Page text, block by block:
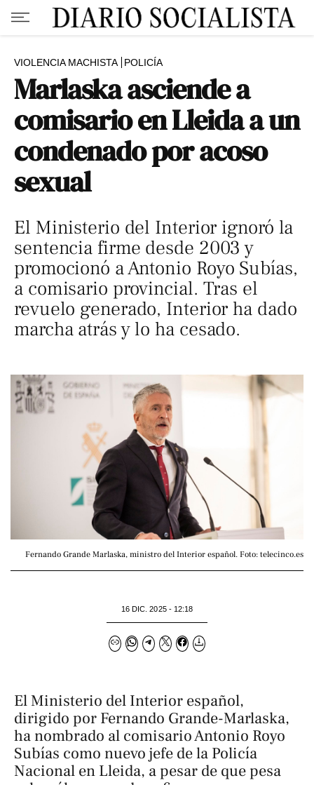
VIOLENCIA MACHISTA POLICÍA
Marlaska asciende a
comisario en Lleida a un
condenado por acoso
sexual
El Ministerio del Interior ignoró la
sentencia firme desde 2003 y
promocionó a Antonio Royo Subías,
a comisario provincial. Tras el
revuelo generado, Interior ha dado
marcha atrás y lo ha cesado.
Fernando Grande Marlaska, ministro del Interior español. Foto: telecinco.es
16 DIC. 2025 - 12:18
El Ministerio del Interior español,
dirigido por Fernando Grande-Marlaska,
ha nombrado al comisario Antonio Royo
Subías como nuevo jefe de la Policía
Nacional en Lleida, a pesar de que pesa